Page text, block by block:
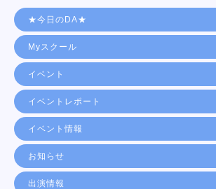
★今日のDA★
Myスクール
イベント
イベントレポート
イベント情報
お知らせ
出演情報